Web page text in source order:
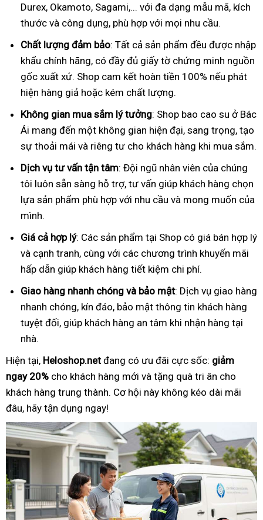
Durex, Okamoto, Sagami,... với đa dạng mẫu mã, kích
thước và công dụng, phù hợp với mọi nhu cầu.
Chất lượng đảm bảo: Tất cả sản phẩm đều được nhập
khẩu chính hãng, có đầy đủ giấy tờ chứng minh nguồn
gốc xuất xứ. Shop cam kết hoàn tiền 100% nếu phát
hiện hàng giả hoặc kém chất lượng.
Không gian mua sắm lý tưởng: Shop bao cao su ở Bác
Ái mang đến một không gian hiện đại, sang trọng, tạo
sự thoải mái và riêng tư cho khách hàng khi mua sắm.
Dịch vụ tư vấn tận tâm: Đội ngũ nhân viên của chúng
tôi luôn sẵn sàng hỗ trợ, tư vấn giúp khách hàng chọn
lựa sản phẩm phù hợp với nhu cầu và mong muốn của
mình.
Giá cả hợp lý: Các sản phẩm tại Shop có giá bán hợp lý
và cạnh tranh, cùng với các chương trình khuyến mãi
hấp dẫn giúp khách hàng tiết kiệm chi phí.
Giao hàng nhanh chóng và bảo mật: Dịch vụ giao hàng
nhanh chóng, kín đáo, bảo mật thông tin khách hàng
tuyệt đối, giúp khách hàng an tâm khi nhận hàng tại
nhà.
Hiện tại, Heloshop.net đang có ưu đãi cực sốc: giảm
ngay 20% cho khách hàng mới và tặng quà tri ân cho
khách hàng trung thành. Cơ hội này không kéo dài mãi
đâu, hãy tận dụng ngay!